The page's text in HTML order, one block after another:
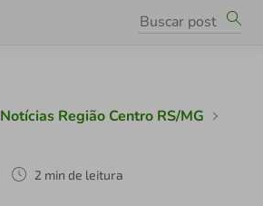
Notícias Região Centro RS/MG
2 min de leitura